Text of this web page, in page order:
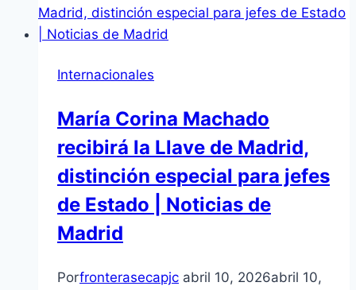
Internacionales
María Corina Machado
recibirá la Llave de Madrid,
distinción especial para jefes
de Estado | Noticias de
Madrid
Porfronterasecapjc abril 10, 2026abril 10,